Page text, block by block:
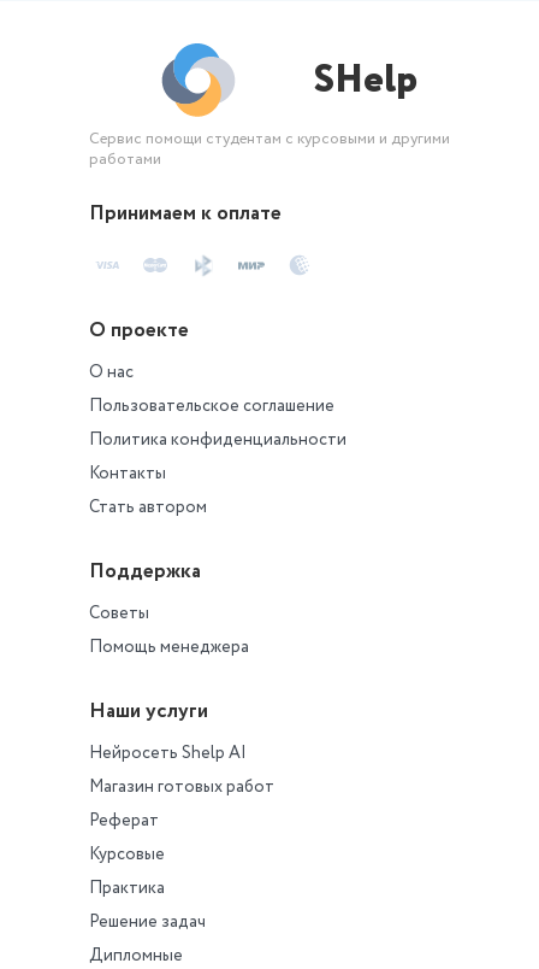
SHelp
Сервис помощи студентам с курсовыми и другими
работами
Принимаем к оплате
О проекте
О нас
Пользовательское соглашение
Политика конфиденциальности
Контакты
Стать автором
Поддержка
Советы
Помощь менеджера
Наши услуги
Нейросеть Shelp AI
Магазин готовых работ
Реферат
Курсовые
Практика
Решение задач
Дипломные